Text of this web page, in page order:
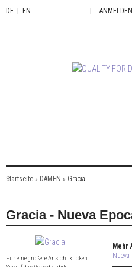
DE EN ANMELDEN
Startseite » DAMEN » Gracia
Gracia - Nueva
Für eine größere Ansicht klicken
Mehr
Nueva